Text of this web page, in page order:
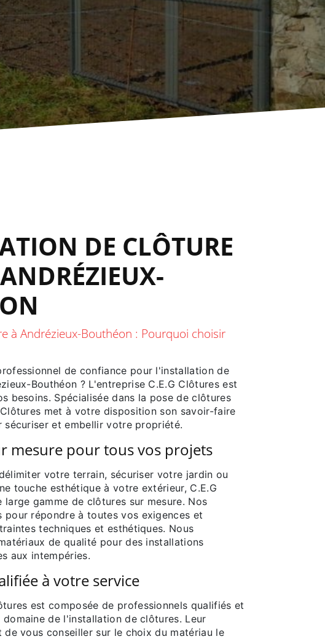
DE CLÔTURE
à Andrézieux-Bouthéon : Pourquoi choisir
de confiance pour l'installation de
Bouthéon ? L'entreprise C.E.G Clôtures est
besoins. Spécialisée dans la pose de clôtures
met à votre disposition son savoir-faire
et embellir votre propriété.
mesure pour tous vos projets
votre terrain, sécuriser votre jardin ou
touche esthétique à votre extérieur, C.E.G
large gamme de clôtures sur mesure. Nos
pour répondre à toutes vos exigences et
techniques et esthétiques. Nous
de qualité pour des installations
aux intempéries.
à votre service
est composée de professionnels qualifiés et
domaine de l'installation de clôtures. Leur
vous conseiller sur le choix du matériau le